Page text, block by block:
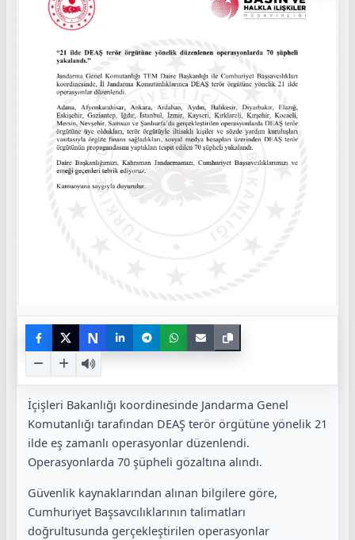
N
İçişleri Bakanlığı koordinesinde Jandarma Genel
Komutanlığı tarafından DEAŞ terör örgütüne yönelik 21
ilde eş zamanlı operasyonlar düzenlendi.
Operasyonlarda 70 şüpheli gözaltına alındı.
Güvenlik kaynaklarından alınan bilgilere göre,
Cumhuriyet Başsavcılıklarının talimatları
doğrultusunda gerçekleştirilen operasyonlar